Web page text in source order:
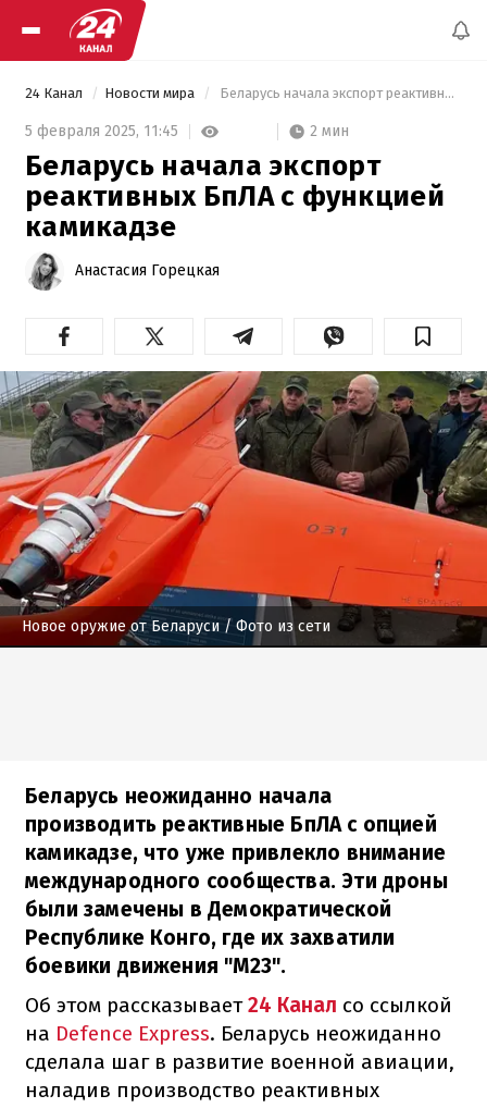
24 Канал Новости мира Беларусь начала экспорт реактивных БпЛА с функцией камикадзе
5 февраля 2025, 11:45 2 мин
Беларусь начала экспорт
реактивных БпЛА с функцией
камикадзе
Анастасия Горецкая
Новое оружие от Беларуси / Фото из сети
Беларусь неожиданно начала
производить реактивные БпЛА с опцией
камикадзе, что уже привлекло внимание
международного сообщества. Эти дроны
были замечены в Демократической
Республике Конго, где их захватили
боевики движения "М23".
Об этом рассказывает24 Канал со ссылкой
на Defence Express. Беларусь неожиданно
сделала шаг в развитие военной авиации,
наладив производство реактивных